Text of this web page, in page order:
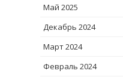
Май 2025
Декабрь 2024
Март 2024
Февраль 2024